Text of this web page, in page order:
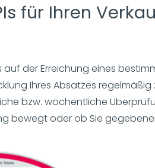
für Ihren
auf der Erreichung eines
Ihres Absatzes
bzw. wöchentliche
bewegt oder ob Sie